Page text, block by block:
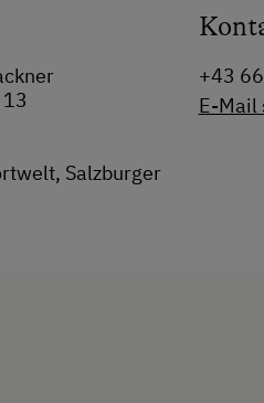
Salzburger
+43
E-Mail